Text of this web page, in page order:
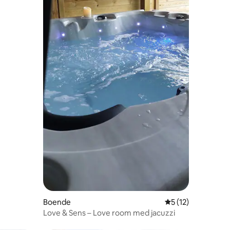
Boende 5 av 5 i
5 (12)
Love & Sens – Love room med jacuzzi